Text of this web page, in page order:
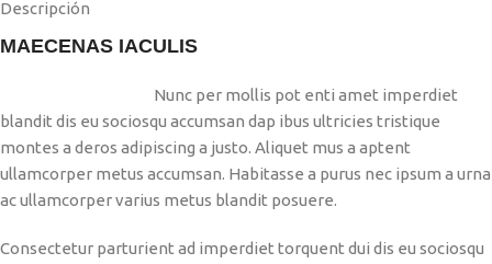
Descripción
MAECENAS IACULIS
Nunc per mollis pot enti amet imperdiet
blandit dis eu sociosqu accumsan dap ibus ultricies tristique
montes a deros adipiscing a justo. Aliquet mus a aptent
ullamcorper metus accumsan. Habitasse a purus nec ipsum a urna
ac ullamcorper varius metus blandit posuere.
Consectetur parturient ad imperdiet torquent dui dis eu sociosqu